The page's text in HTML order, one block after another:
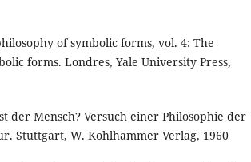
of symbolic forms, vol. 4: The
forms. Londres, Yale University Press,
der Mensch? Versuch einer Philosophie der
Stuttgart, W. Kohlhammer Verlag, 1960